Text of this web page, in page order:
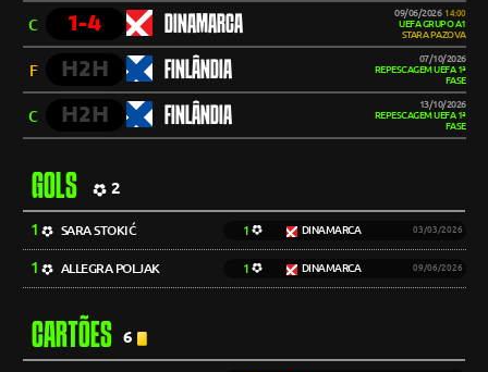
C 1-4 DINAMARCA 09/06/2026 14:00
UEFA GRUPO A1
STARA PAZOVA
F H2H FINLÂNDIA
07/10/2026
REPESCAGEM UEFA 1ª
FASE
C H2H FINLÂNDIA
13/10/2026
REPESCAGEM UEFA 1ª
FASE
GOLS 2
1 SARA STOKIĆ 1 DINAMARCA 03/03/2026
1 ALLEGRA POLJAK 1 DINAMARCA 09/06/2026
CARTÕES 6